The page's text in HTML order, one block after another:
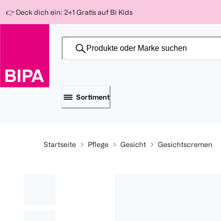
-10%
Für
150 Ös
-15%
Für
300 Ös
-20%
Für
500 Ös
zum
👉 Deck dich ein: 2+1 Gratis auf Bi Kids
Sortiment
Startseite Pflege Gesicht Gesichtscremen